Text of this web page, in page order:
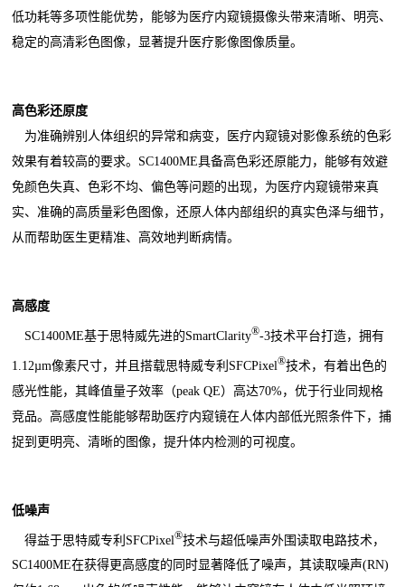
低功耗等多项性能优势，能够为医疗内窥镜摄像头带来清晰、明亮、
稳定的高清彩色图像，显著提升医疗影像图像质量。
高色彩还原度
为准确辨别人体组织的异常和病变，医疗内窥镜对影像系统的色彩
效果有着较高的要求。SC1400ME具备高色彩还原能力，能够有效避
免颜色失真、色彩不均、偏色等问题的出现，为医疗内窥镜带来真
实、准确的高质量彩色图像，还原人体内部组织的真实色泽与细节，
从而帮助医生更精准、高效地判断病情。
高感度
SC1400ME基于思特威先进的SmartClarity®-3技术平台打造，拥有
1.12µm像素尺寸，并且搭载思特威专利SFCPixel®技术，有着出色的
感光性能，其峰值量子效率（peak QE）高达70%，优于行业同规格
竞品。高感度性能能够帮助医疗内窥镜在人体内部低光照条件下，捕
捉到更明亮、清晰的图像，提升体内检测的可视度。
低噪声
得益于思特威专利SFCPixel®技术与超低噪声外围读取电路技术，
SC1400ME在获得更高感度的同时显著降低了噪声，其读取噪声(RN)